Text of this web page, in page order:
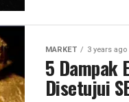
MARKET 3 years ago
5 Dampak
Disetujui